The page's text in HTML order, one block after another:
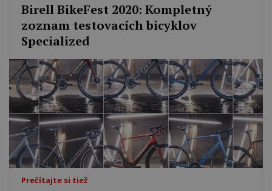
Birell BikeFest 2020: Kompletný
zoznam testovacích bicyklov
Specialized
Prečítajte si tiež